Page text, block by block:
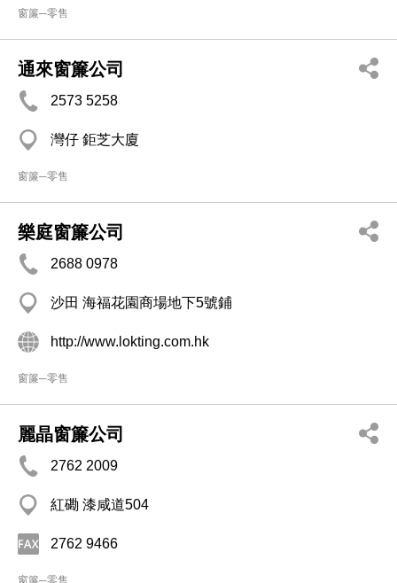
窗簾─零售
通來窗簾公司
2573 5258
灣仔 鉅芝大廈
窗簾─零售
樂庭窗簾公司
2688 0978
沙田 海福花園商場地下5號鋪
http://www.lokting.com.hk
窗簾─零售
麗晶窗簾公司
2762 2009
紅磡 漆咸道504
2762 9466
窗簾─零售